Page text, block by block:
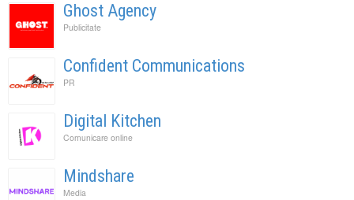
Ghost Agency
Publicitate
Confident Communications
PR
Digital Kitchen
Comunicare online
Mindshare
Media